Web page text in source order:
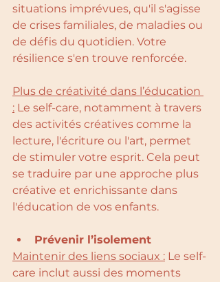
situations imprévues, qu'il s'agisse
de crises familiales, de maladies ou
de défis du quotidien. Votre
résilience s'en trouve renforcée.
Plus de créativité dans l’éducation
: Le self-care, notamment à travers
des activités créatives comme la
lecture, l'écriture ou l'art, permet
de stimuler votre esprit. Cela peut
se traduire par une approche plus
créative et enrichissante dans
l'éducation de vos enfants.
Prévenir l’isolement
Maintenir des liens sociaux : Le self-
care inclut aussi des moments